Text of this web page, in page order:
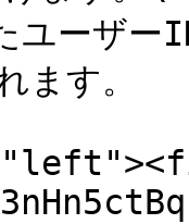
ます。